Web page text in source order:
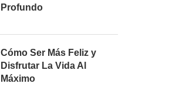
Profundo
Cómo Ser Más Feliz y
Disfrutar La Vida Al
Máximo